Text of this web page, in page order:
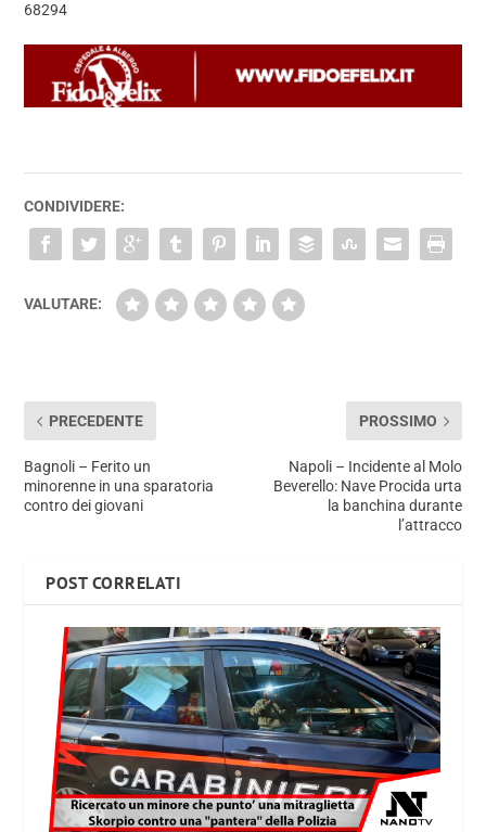
68294
CONDIVIDERE:
VALUTARE:
PRECEDENTE
Bagnoli – Ferito un
minorenne in una sparatoria
contro dei giovani
PROSSIMO
Napoli – Incidente al Molo
Beverello: Nave Procida urta
la banchina durante
l’attracco
POST CORRELATI